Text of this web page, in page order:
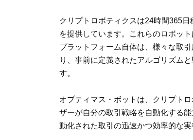
クリプトロボティクスは24時間365
を提供しています。これらのロボッ
プラットフォーム自体は、様々な取
り、事前に定義されたアルゴリズム
す。
オプティマス・ボットは、クリプト
ザーが自分の取引戦略を自動化する
動化された取引の迅速かつ効率的な